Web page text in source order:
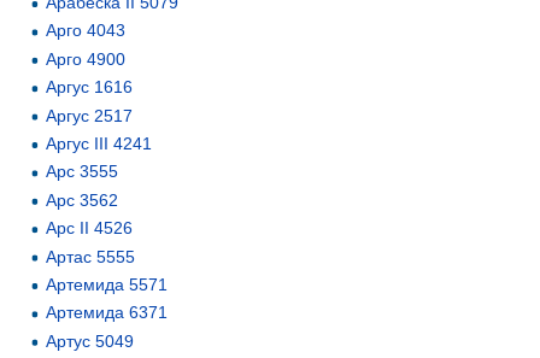
Арго 4043
Арго 4900
Аргус 1616
Аргус 2517
Аргус III 4241
Арс 3555
Арс 3562
Арс II 4526
Артас 5555
Артемида 5571
Артемида 6371
Артус 5049